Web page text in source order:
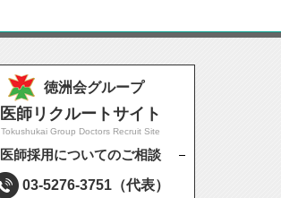
徳洲会グループ
医師リクルートサイト
Tokushukai Group Doctors Recruit Site
医師採用についてのご相談
03-5276-3751 （代表）